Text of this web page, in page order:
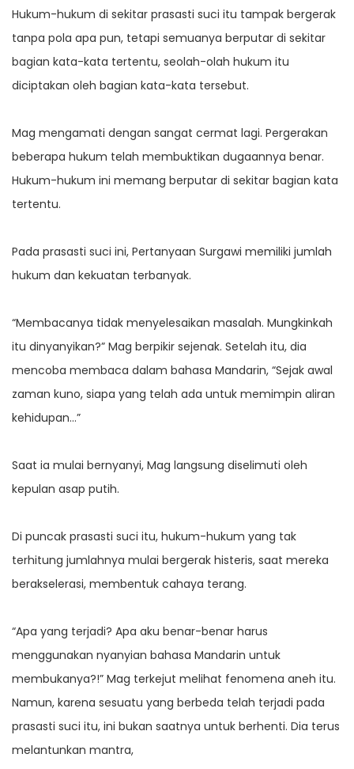
Hukum-hukum di sekitar prasasti suci itu tampak bergerak
tanpa pola apa pun, tetapi semuanya berputar di sekitar
bagian kata-kata tertentu, seolah-olah hukum itu
diciptakan oleh bagian kata-kata tersebut.
Mag mengamati dengan sangat cermat lagi. Pergerakan
beberapa hukum telah membuktikan dugaannya benar.
Hukum-hukum ini memang berputar di sekitar bagian kata
tertentu.
Pada prasasti suci ini, Pertanyaan Surgawi memiliki jumlah
hukum dan kekuatan terbanyak.
“Membacanya tidak menyelesaikan masalah. Mungkinkah
itu dinyanyikan?” Mag berpikir sejenak. Setelah itu, dia
mencoba membaca dalam bahasa Mandarin, “Sejak awal
zaman kuno, siapa yang telah ada untuk memimpin aliran
kehidupan…”
Saat ia mulai bernyanyi, Mag langsung diselimuti oleh
kepulan asap putih.
Di puncak prasasti suci itu, hukum-hukum yang tak
terhitung jumlahnya mulai bergerak histeris, saat mereka
berakselerasi, membentuk cahaya terang.
“Apa yang terjadi? Apa aku benar-benar harus
menggunakan nyanyian bahasa Mandarin untuk
membukanya?!” Mag terkejut melihat fenomena aneh itu.
Namun, karena sesuatu yang berbeda telah terjadi pada
prasasti suci itu, ini bukan saatnya untuk berhenti. Dia terus
melantunkan mantra,